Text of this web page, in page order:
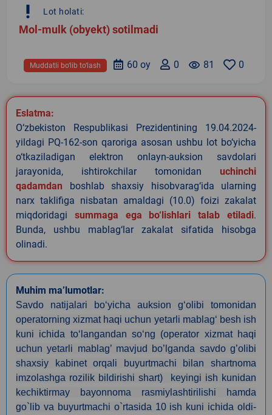
priority_high Lot holati:
Mol-mulk (obyekt) sotilmadi
0
remove_red_eye 81
0
60 oy
Muddatli bo‘lib to‘lash
Eslatma:
O‘zbekiston Respublikasi Prezidentining 19.04.2024-
yildagi PQ-162-son qaroriga asosan ushbu lot bo‘yicha
o‘tkaziladigan elektron onlayn-auksion savdolari
jarayonida, ishtirokchilar tomonidan uchinchi
qadamdan boshlab shaxsiy hisobvarag‘ida ularning
narx taklifiga nisbatan amaldagi (10.0) foizi zakalat
miqdoridagi summaga ega bo‘lishlari talab etiladi.
Bunda, ushbu mablag‘lar zakalat sifatida hisobga
olinadi.
Muhim ma’lumotlar:
Savdo natijalari bo‘yicha auksion g‘olibi tomonidan
operatorning xizmat haqi uchun yetarli mablag‘ besh ish
kuni ichida to‘langandan so‘ng (operator xizmat haqi
uchun yetarli mablag’ mavjud bo’lganda savdo g’olibi
shaxsiy kabinet orqali buyurtmachi bilan shartnoma
imzolashga rozilik bildirishi shart)
keyingi ish kunidan
kechiktirmay bayonnoma rasmiylashtirilishi hamda
go`lib va buyurtmachi o`rtasida 10 ish kuni ichida oldi-